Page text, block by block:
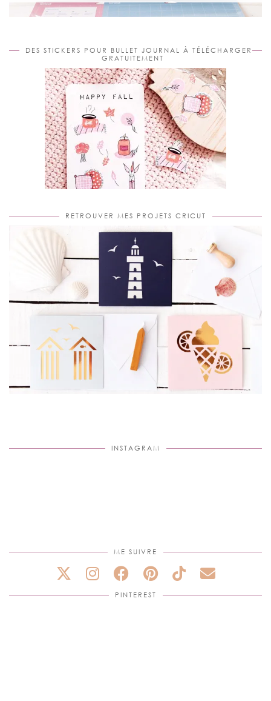
DES STICKERS POUR BULLET JOURNAL À TÉLÉCHARGER
GRATUITEMENT
RETROUVER MES PROJETS CRICUT
INSTAGRAM
ME SUIVRE
PINTEREST